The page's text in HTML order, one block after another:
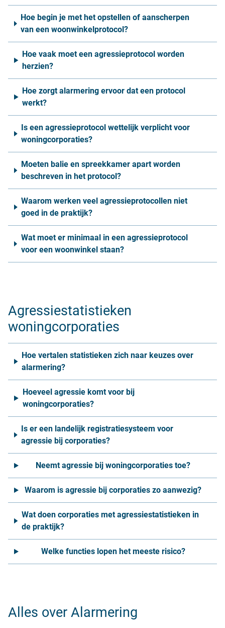
Hoe begin je met het opstellen of aanscherpen
van een woonwinkelprotocol?
Hoe vaak moet een agressieprotocol worden
herzien?
Hoe zorgt alarmering ervoor dat een protocol
werkt?
Is een agressieprotocol wettelijk verplicht voor
woningcorporaties?
Moeten balie en spreekkamer apart worden
beschreven in het protocol?
Waarom werken veel agressieprotocollen niet
goed in de praktijk?
Wat moet er minimaal in een agressieprotocol
voor een woonwinkel staan?
Agressiestatistieken
woningcorporaties
Hoe vertalen statistieken zich naar keuzes over
alarmering?
Hoeveel agressie komt voor bij
woningcorporaties?
Is er een landelijk registratiesysteem voor
agressie bij corporaties?
Neemt agressie bij woningcorporaties toe?
Waarom is agressie bij corporaties zo aanwezig?
Wat doen corporaties met agressiestatistieken in
de praktijk?
Welke functies lopen het meeste risico?
Alles over Alarmering